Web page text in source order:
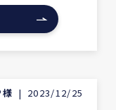
様 | 2023/12/25